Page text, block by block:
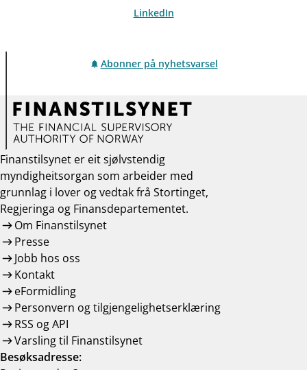
LinkedIn
Abonner på nyhetsvarsel
Finanstilsynet er eit sjølvstendig
myndigheitsorgan som arbeider med
grunnlag i lover og vedtak frå Stortinget,
Regjeringa og Finansdepartementet.
Om Finanstilsynet
Presse
Jobb hos oss
Kontakt
eFormidling
Personvern og tilgjengelighetserklæring
RSS og API
Varsling til Finanstilsynet
Besøksadresse: